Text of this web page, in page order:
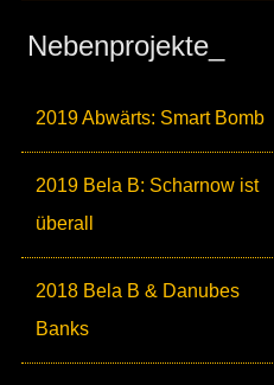
Nebenprojekte_
2019 Abwärts: Smart Bomb
2019 Bela B: Scharnow ist
überall
2018 Bela B & Danubes
Banks